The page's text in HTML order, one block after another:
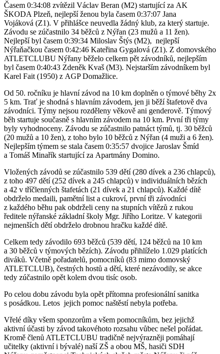
Časem 0:34:08 zvítězil Václav Beran (M2) startující za AK
ŠKODA Plzeň, nejlepší ženou byla časem 0:37:07 Jana
Vojáková (Z1). V přihlášce neuvedla žádný klub, za který startuje.
Závodu se zúčastnilo 34 běžců z Nýřan (23 mužů a 11 žen).
Nejlepší byl časem 0:39:34 Miloslav Štýs (M2), nejlepší
Nýřaňačkou časem 0:42:46 Kateřina Gygalová (Z1). Z domovského
ATLETCLUBU Nýřany běželo celkem pět závodníků, nejlepším
byl časem 0:40:43 Zdeněk Kvaš (M3). Nejstarším závodníkem byl
Karel Fait (1950) z AGP Domažlice.
Od 50. ročníku je hlavní závod na 10 km doplněn o týmové běhy 2x
5 km. Trať je shodná s hlavním závodem, jen ji běží štafetově dva
závodníci. Týmy nejsou rozděleny věkově ani genderově. Týmový
běh startuje současně s hlavním závodem na 10 km. První tři týmy
byly vyhodnoceny. Závodu se zúčastnilo patnáct týmů, tj. 30 běžců
(20 mužů a 10 žen), z toho bylo 10 běžců z Nýřan (4 muži a 6 žen).
Nejlepším týmem se stala časem 0:35:57 dvojice Jaroslav Šmíd
a Tomáš Minařík startující za Apartmány Domino.
Vložených závodů se zúčastnilo 539 dětí (280 dívek a 236 chlapců),
z toho 497 dětí (252 dívek a 245 chlapců) v individuálních bězích
a 42 v tříčlenných štafetách (21 dívek a 21 chlapců). Každé dítě
obdrželo medaili, pamětní list a cukroví, první tři závodníci
z každého běhu pak obdrželi ceny na stupních vítězů z rukou
ředitele nýřanské základní školy Mgr. Jiřího Loritze. V kategorii
nejmenších dětí obdrželo drobnou hračku každé dítě.
Celkem tedy závodilo 693 běžců (539 dětí, 124 běžců na 10 km
a 30 běžců v týmových bězích). Závodu přihlíželo 1.029 platících
diváků. Včetně pořadatelů, pomocníků (83 mimo domovský
ATLETCLUB), čestných hostů a dětí, které nezávodily, se akce
tedy zúčastnilo opět kolem dvou tisíc osob.
Po celou dobu závodu byla opět přítomna profesionální sanitka
s posádkou. Letos jejich pomoc naštěstí nebyla potřeba.
Vřelé díky všem sponzorům a všem pomocníkům, bez jejichž
aktivní účasti by závod takovéhoto rozsahu vůbec nešel pořádat.
Kromě členů ATLETCLUBU tradičně nejvýrazněji pomáhají
učitelky (aktivní i bývalé) naší ZŠ a obou MŠ, hasiči SDH